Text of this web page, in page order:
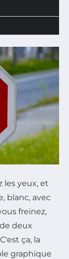
les yeux, et
blanc, avec
freinez,
deux
ça, la
graphique